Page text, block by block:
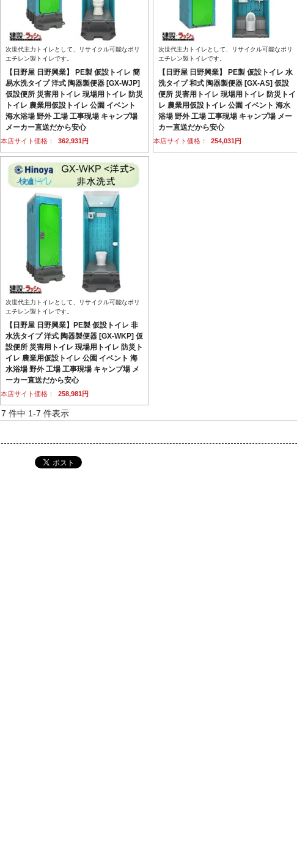
次世代主力トイレとして、リサイクル可能なポリ
エチレン製トイレです。
【日野屋 日野興業】 PE製 仮設トイレ 簡
易水洗タイプ 洋式 陶器製便器 [GX-WJP]
仮設便所 災害用トイレ 現場用トイレ 防災
トイレ 農業用仮設トイレ 公園 イベント
海水浴場 野外 工場 工事現場 キャンプ場
メーカー直送だから安心
本店サイト価格： 362,931円
次世代主力トイレとして、リサイクル可能なポリ
エチレン製トイレです。
【日野屋 日野興業】 PE製 仮設トイレ 水
洗タイプ 和式 陶器製便器 [GX-AS] 仮設
便所 災害用トイレ 現場用トイレ 防災トイ
レ 農業用仮設トイレ 公園 イベント 海水
浴場 野外 工場 工事現場 キャンプ場 メー
カー直送だから安心
本店サイト価格： 254,031円
次世代主力トイレとして、リサイクル可能なポリ
エチレン製トイレです。
【日野屋 日野興業】PE製 仮設トイレ 非
水洗タイプ 洋式 陶器製便器 [GX-WKP] 仮
設便所 災害用トイレ 現場用トイレ 防災ト
イレ 農業用仮設トイレ 公園 イベント 海
水浴場 野外 工場 工事現場 キャンプ場 メ
ーカー直送だから安心
本店サイト価格： 258,981円
7 件中 1-7 件表示